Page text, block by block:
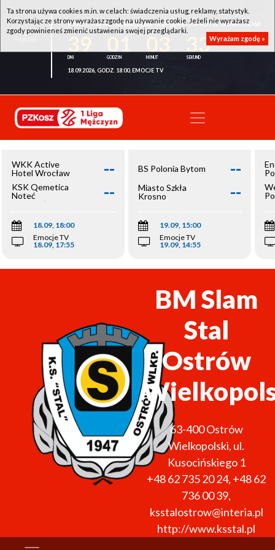
WKK ACTIVE HOTEL WROCŁAW - KSK QEMETICA NOTEĆ INOWROCŁAW
33
18.09.2026, GODZ. 18:00, EMOCJE TV
WKK Active
Hotel Wrocław
--
KSK Qemetica
Noteć
Inowrocław
--
18.09, 18:00
Emocje TV
18.09, 17:55
BS Polonia Bytom --
Miasto Szkła
Krosno
--
19.09, 15:00
Emocje TV
19.09, 14:55
BM Slam
Stal
Ostrów
63-400 Ostrów
Wielkopolski, ul.
Kusocińskiego 1
+48 62 735 20 24, +48 62
736 00 39,
ksstalostrow@interia.pl
http://www.ksstal.pl
Ta strona używa cookies m.in. w celach: świadczenia usług, reklamy, statystyk.
Korzystając ze strony wyrażasz zgodę na używanie cookie. Jeżeli nie wyrażasz
zgody powinieneś zmienić ustawienia swojej przeglądarki.
Wyrażam zgodę »